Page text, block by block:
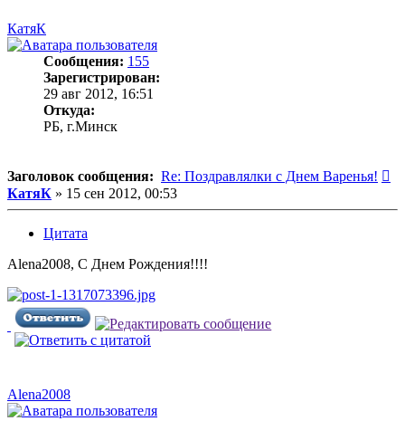
КатяК
Сообщения: 155
Зарегистрирован:
29 авг 2012, 16:51
Откуда:
РБ, г.Минск
Заголовок сообщения: Re: Поздравлялки с Днем Варенья!
КатяК » 15 сен 2012, 00:53
Цитата
Alena2008, С Днем Рождения!!!!
Alena2008